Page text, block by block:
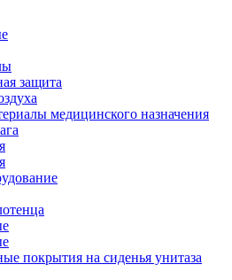
защита
медицинского назначения
покрытия на сиденья унитаза